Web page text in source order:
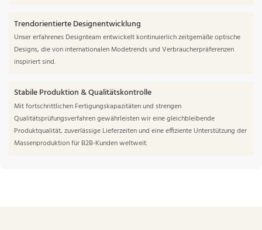
Trendorientierte Designentwicklung
Unser erfahrenes Designteam entwickelt kontinuierlich zeitgemäße optische
Designs, die von internationalen Modetrends und Verbraucherpräferenzen
inspiriert sind.
Stabile Produktion & Qualitätskontrolle
Mit fortschrittlichen Fertigungskapazitäten und strengen
Qualitätsprüfungsverfahren gewährleisten wir eine gleichbleibende
Produktqualität, zuverlässige Lieferzeiten und eine effiziente Unterstützung der
Massenproduktion für B2B-Kunden weltweit.